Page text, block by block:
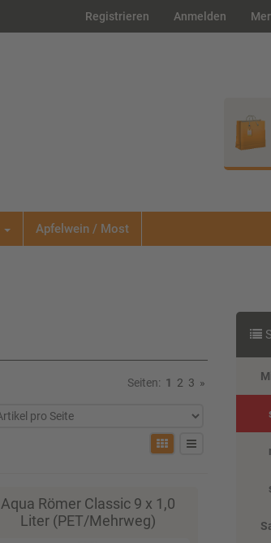
Registrieren Anmelden
Apfelwein / Most
Seiten: 1 2 3 »
Aqua Römer Classic 9 x 1,0
Liter (PET/Mehrweg)